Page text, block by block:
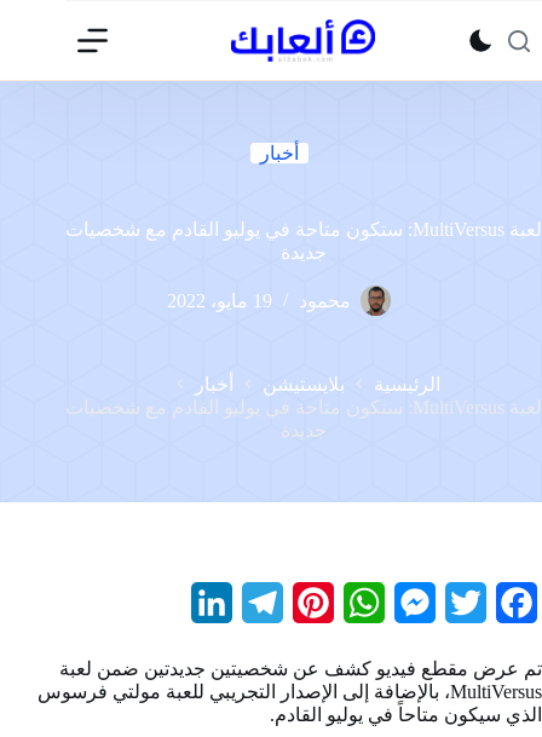
إلى
المحتوى
أخبار
لعبة MultiVersus: ستكون متاحة في يوليو القادم مع شخصيات
جديدة
محمود 19 مايو، 2022
الرئيسية بلايستيشن
أخبار
لعبة MultiVersus: ستكون متاحة في يوليو القادم مع شخصيات
جديدة
c
e
M
s
s
W
a
t
n
t
l
n
تم عرض مقطع فيديو كشف عن شخصيتين جديدتين ضمن لعبة
MultiVersus، بالإضافة إلى الإصدار التجريبي للعبة مولتي فرسوس
الذي سيكون متاحاً في يوليو القادم.